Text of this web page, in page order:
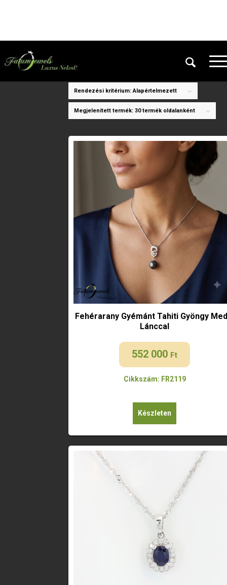
Rendezési kritérium:Alapértelmezett
Megjelenített termék:30 termék oldalanként
Fehérarany Gyémánt Tahiti Gyöngy
Lánccal
552 000 Ft
Cikkszám: FR2119
Készleten